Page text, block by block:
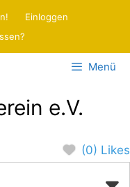
Einloggen
Menü
e.V.
(0) Likes